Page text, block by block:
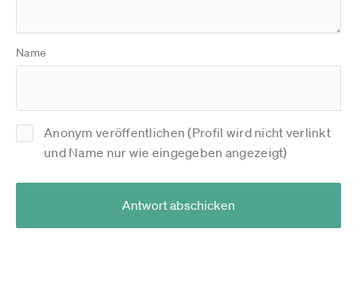
Name
Anonym veröffentlichen (Profil wird nicht verlinkt
und Name nur wie eingegeben angezeigt)
Antwort abschicken